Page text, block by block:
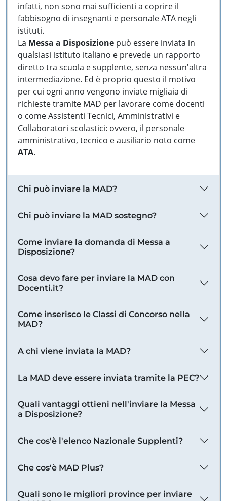
infatti, non sono mai sufficienti a coprire il
fabbisogno di insegnanti e personale ATA negli
istituti.
La Messa a Disposizione può essere inviata in
qualsiasi istituto italiano e prevede un rapporto
diretto tra scuola e supplente, senza nessun'altra
intermediazione. Ed è proprio questo il motivo
per cui ogni anno vengono inviate migliaia di
richieste tramite MAD per lavorare come docenti
o come Assistenti Tecnici, Amministrativi e
Collaboratori scolastici: ovvero, il personale
amministrativo, tecnico e ausiliario noto come
ATA.
Chi può inviare la MAD?
Chi può inviare la MAD sostegno?
Come inviare la domanda di Messa a
Disposizione?
Cosa devo fare per inviare la MAD con
Docenti.it?
Come inserisco le Classi di Concorso nella
MAD?
A chi viene inviata la MAD?
La MAD deve essere inviata tramite la PEC?
Quali vantaggi ottieni nell'inviare la Messa
a Disposizione?
Che cos'è l'elenco Nazionale Supplenti?
Che cos'è MAD Plus?
Quali sono le migliori province per inviare